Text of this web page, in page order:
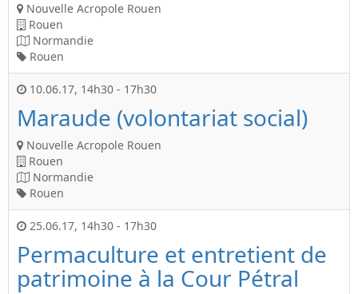
Nouvelle Acropole Rouen
Rouen
Normandie
Rouen
10.06.17, 14h30 - 17h30
Maraude (volontariat social)
Nouvelle Acropole Rouen
Rouen
Normandie
Rouen
25.06.17, 14h30 - 17h30
Permaculture et entretient de
patrimoine à la Cour Pétral